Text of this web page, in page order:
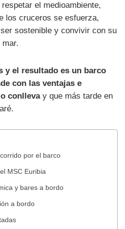
el medioambiente,
los cruceros se esfuerza,
sostenible y convivir con su
mar.
y el resultado es un barco
con las ventajas e
conllevay que más tarde en
por el barco
MSC Euribia
y bares a bordo
a bordo